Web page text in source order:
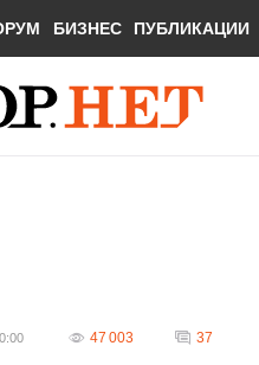
БИЗНЕС ПУБЛИКАЦИИ
47 003 37